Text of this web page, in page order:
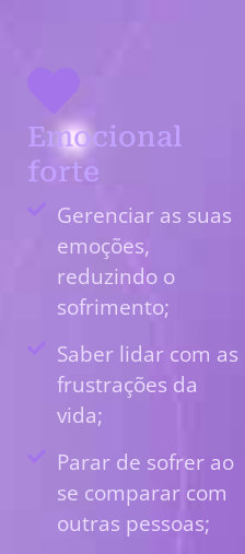
Emocional
forte
Gerenciar as suas
emoções,
reduzindo o
sofrimento;
Saber lidar com as
frustrações da
vida;
Parar de sofrer ao
se comparar com
outras pessoas;